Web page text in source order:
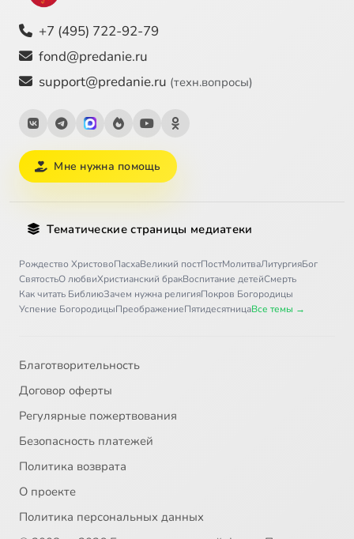
+7 (495) 722-92-79
fond@predanie.ru
support@predanie.ru (техн.вопросы)
Мне нужна помощь
Тематические страницы медиатеки
Рождество ХристовоПасхаВеликий постПостМолитваЛитургияБог
СвятостьО любвиХристианский бракВоспитание детейСмерть
Как читать БиблиюЗачем нужна религияПокров Богородицы
Успение БогородицыПреображениеПятидесятницаВсе темы →
Благотворительность
Договор оферты
Регулярные пожертвования
Безопасность платежей
Политика возврата
О проекте
Политика персональных данных